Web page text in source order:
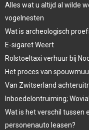
Alles wat u altijd al wilde
vogelnesten
Wat is archeologisch
E-sigaret Weert
Rolstoeltaxi verhuur bij
Het proces van
Van Zwitserland
Inboedelontruiming; Wovia!
Wat is het verschil tussen
personenauto leasen?